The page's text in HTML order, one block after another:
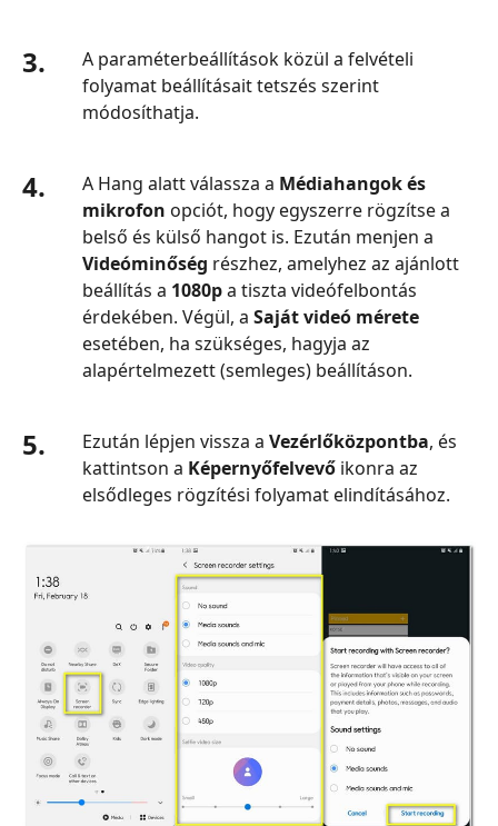
3.
A paraméterbeállítások közül a felvételi
folyamat beállításait tetszés szerint
módosíthatja.
4. A Hang alatt válassza a Médiahangok és
mikrofon opciót, hogy egyszerre rögzítse a
belső és külső hangot is. Ezután menjen a
Videóminőség részhez, amelyhez az ajánlott
beállítás a 1080pa tiszta videófelbontás
érdekében. Végül, a Saját videó mérete
esetében, ha szükséges, hagyja az
alapértelmezett (semleges) beállításon.
5. Ezután lépjen vissza a Vezérlőközpontba, és
kattintson a Képernyőfelvevő ikonra az
elsődleges rögzítési folyamat elindításához.